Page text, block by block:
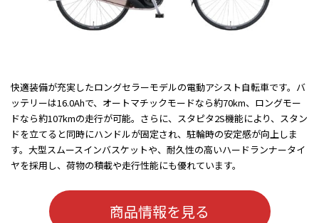
快適装備が充実したロングセラーモデルの電動アシスト自転車です。バ
ッテリーは16.0Ahで、オートマチックモードなら約70km、ロングモー
ドなら約107kmの走行が可能。さらに、スタピタ2S機能により、スタン
ドを立てると同時にハンドルが固定され、駐輪時の安定感が向上しま
す。大型スムースインバスケットや、耐久性の高いハードランナータイ
ヤを採用し、荷物の積載や走行性能にも優れています。
商品情報を見る